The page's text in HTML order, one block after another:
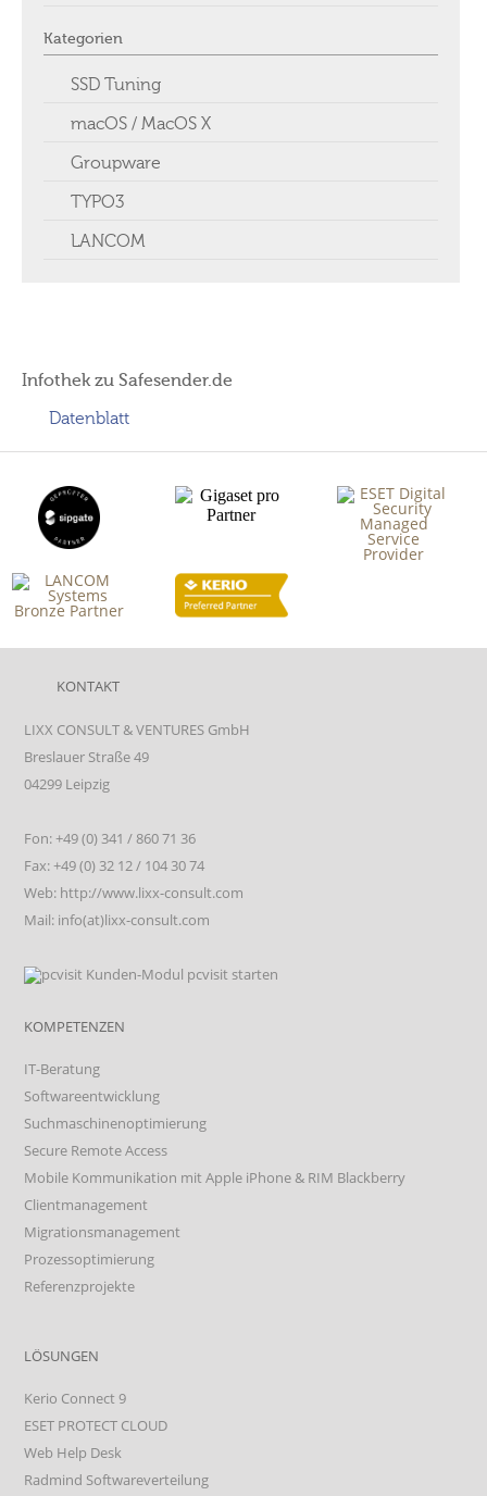
Kategorien
SSD Tuning
macOS / MacOS X
Groupware
TYPO3
LANCOM
Infothek zu Safesender.de
Datenblatt
KONTAKT
LIXX CONSULT & VENTURES GmbH
Breslauer Straße 49
04299 Leipzig
Fon: +49 (0) 341 / 860 71 36
Fax: +49 (0) 32 12 / 104 30 74
Web: http://www.lixx-consult.com
Mail: info(at)lixx-consult.com
KOMPETENZEN
IT-Beratung
Softwareentwicklung
Suchmaschinenoptimierung
Secure Remote Access
Mobile Kommunikation mit Apple iPhone & RIM Blackberry
Clientmanagement
Migrationsmanagement
Prozessoptimierung
Referenzprojekte
LÖSUNGEN
Kerio Connect 9
ESET PROTECT CLOUD
Web Help Desk
Radmind Softwareverteilung